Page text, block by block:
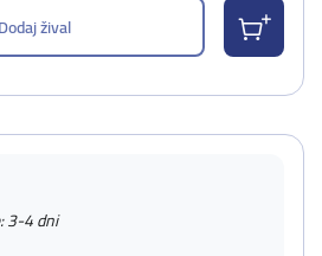
Dodaj žival
3-4 dni